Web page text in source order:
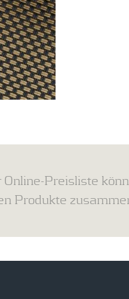
Preisliste
Produkte